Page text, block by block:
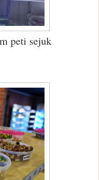
peti sejuk